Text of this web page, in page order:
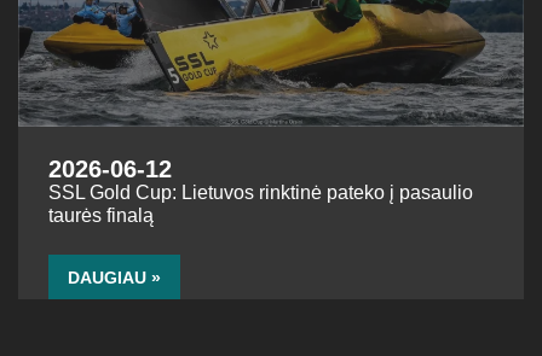
2026-06-12
SSL Gold Cup: Lietuvos rinktinė pateko į pasaulio
taurės finalą
DAUGIAU »